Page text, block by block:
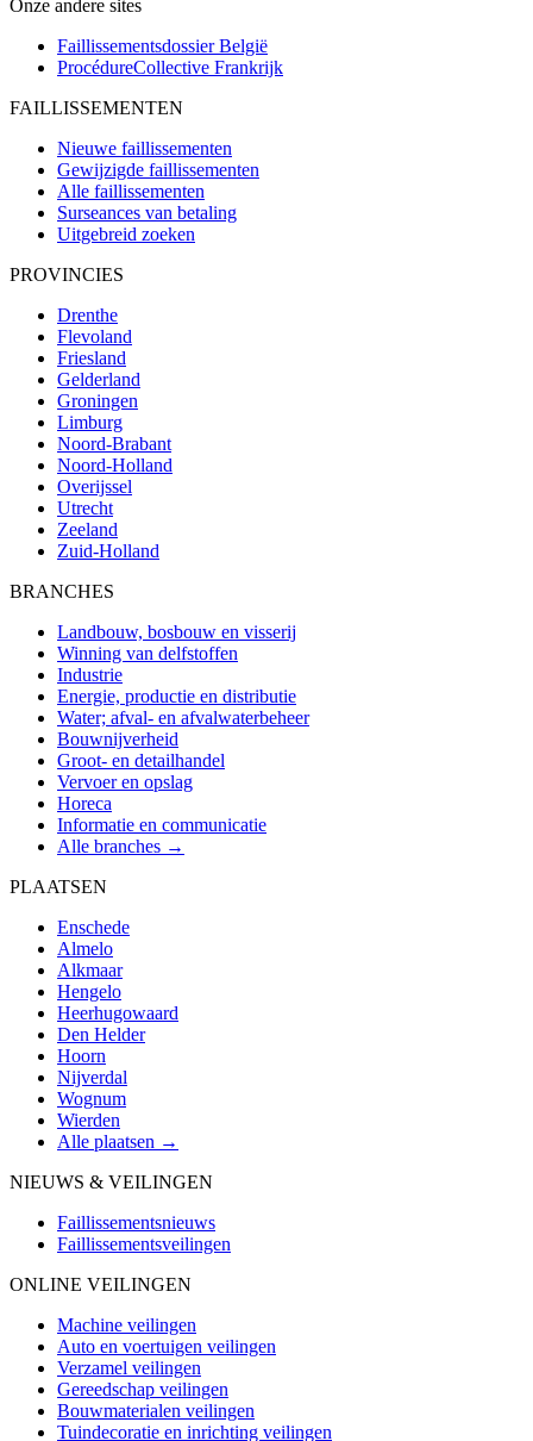
Onze andere sites
Faillissementsdossier België
ProcédureCollective Frankrijk
FAILLISSEMENTEN
Nieuwe faillissementen
Gewijzigde faillissementen
Alle faillissementen
Surseances van betaling
Uitgebreid zoeken
PROVINCIES
Drenthe
Flevoland
Friesland
Gelderland
Groningen
Limburg
Noord-Brabant
Noord-Holland
Overijssel
Utrecht
Zeeland
Zuid-Holland
BRANCHES
Landbouw, bosbouw en visserij
Winning van delfstoffen
Industrie
Energie, productie en distributie
Water; afval- en afvalwaterbeheer
Bouwnijverheid
Groot- en detailhandel
Vervoer en opslag
Horeca
Informatie en communicatie
Alle branches →
PLAATSEN
Enschede
Almelo
Alkmaar
Hengelo
Heerhugowaard
Den Helder
Hoorn
Nijverdal
Wognum
Wierden
Alle plaatsen →
NIEUWS & VEILINGEN
Faillissementsnieuws
Faillissementsveilingen
ONLINE VEILINGEN
Machine veilingen
Auto en voertuigen veilingen
Verzamel veilingen
Gereedschap veilingen
Bouwmaterialen veilingen
Tuindecoratie en inrichting veilingen